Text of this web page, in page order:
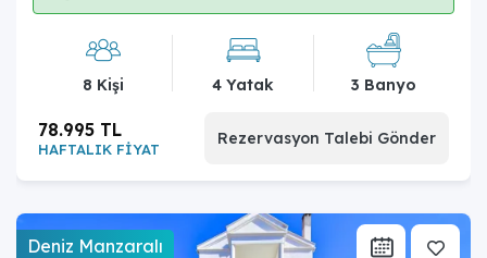
8 Kişi 4 Yatak 3 Banyo
HAFTALIK FİYAT
78.995 TL Rezervasyon Talebi Gönder
Deniz Manzaralı